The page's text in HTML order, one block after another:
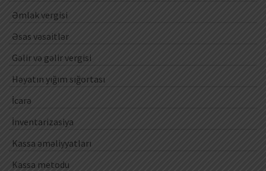
Əmlak vergisi
Əsas vəsaitlər
Gəlir və gəlir vergisi
Həyatın yığım sığortası
İcarə
İnventarizasiya
Kassa əməliyyatları
Kassa metodu